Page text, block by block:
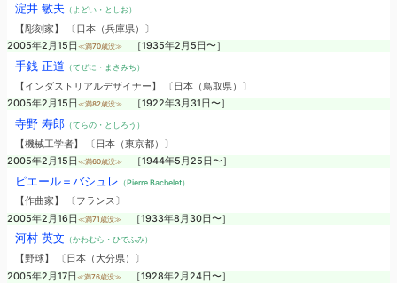
淀井 敏夫 （よどい・としお）
【彫刻家】 〔日本（兵庫県）〕
2005年2月15日 ≪満70歳没≫ ［1935年2月5日〜］
手銭 正道 （てぜに・まさみち）
【インダストリアルデザイナー】 〔日本（鳥取県）〕
2005年2月15日 ≪満82歳没≫ ［1922年3月31日〜］
寺野 寿郎（てらの・としろう）
【機械工学者】 〔日本（東京都）〕
2005年2月15日 ≪満60歳没≫ ［1944年5月25日〜］
ピエール＝バシュレ （Pierre Bachelet）
【作曲家】 〔フランス〕
2005年2月16日 ≪満71歳没≫ ［1933年8月30日〜］
河村 英文 （かわむら・ひでふみ）
【野球】 〔日本（大分県）〕
2005年2月17日 ≪満76歳没≫ ［1928年2月24日〜］